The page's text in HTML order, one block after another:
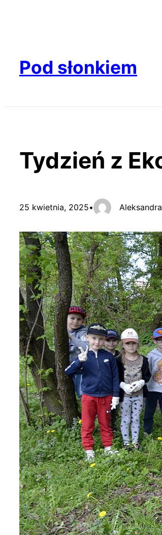
Pod słonkiem
Tydzień z
25 kwietnia, 2025•